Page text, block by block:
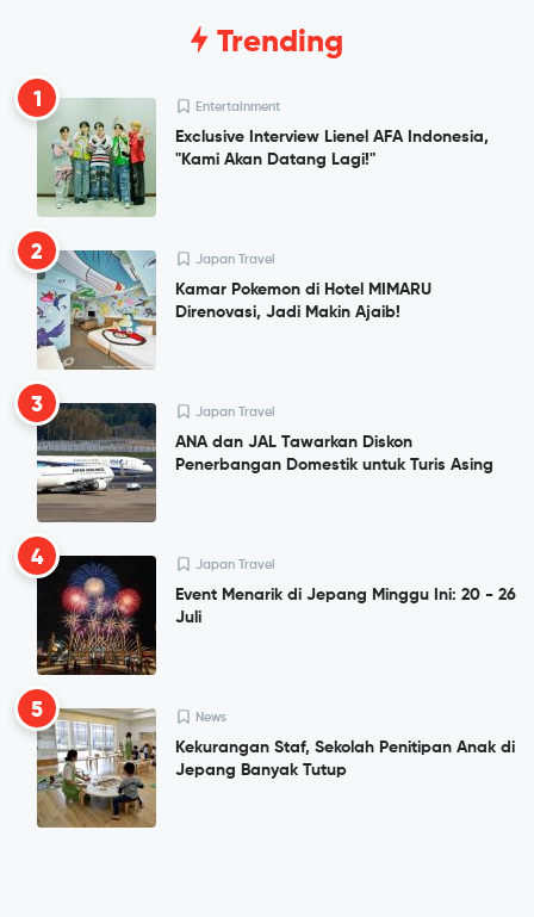
Trending
1 Entertainment
Exclusive Interview Lienel AFA Indonesia,
"Kami Akan Datang Lagi!"
2 Japan Travel
Kamar Pokemon di Hotel MIMARU
Direnovasi, Jadi Makin Ajaib!
3 Japan Travel
ANA dan JAL Tawarkan Diskon
Penerbangan Domestik untuk Turis Asing
4 Japan Travel
Event Menarik di Jepang Minggu Ini: 20 - 26
Juli
5 News
Kekurangan Staf, Sekolah Penitipan Anak di
Jepang Banyak Tutup